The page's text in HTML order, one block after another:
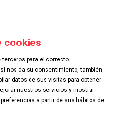
Uso de Cookies Contactar
cookies
terceros para el correcto
nos da su consentimiento, también
datos de sus visitas para obtener
nuestros servicios y mostrar
a partir de sus hábitos de